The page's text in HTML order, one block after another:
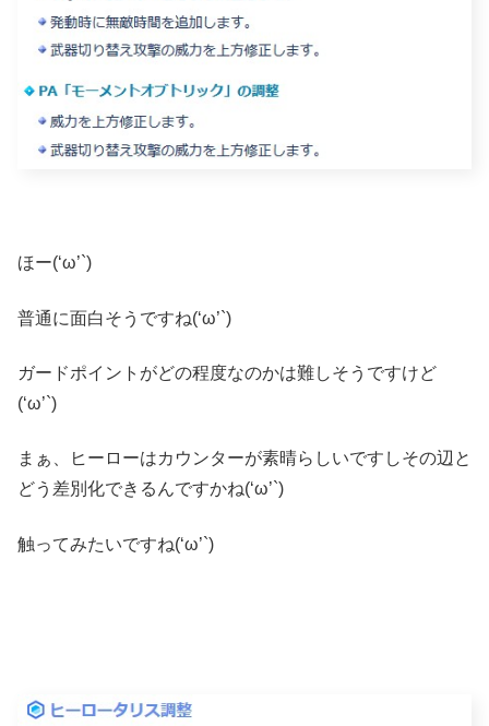
ほー(‘ω’`)
普通に面白そうですね(‘ω’`)
ガードポイントがどの程度なのかは難しそうですけど
(‘ω’`)
まぁ、ヒーローはカウンターが素晴らしいですしその辺と
どう差別化できるんですかね(‘ω’`)
触ってみたいですね(‘ω’`)